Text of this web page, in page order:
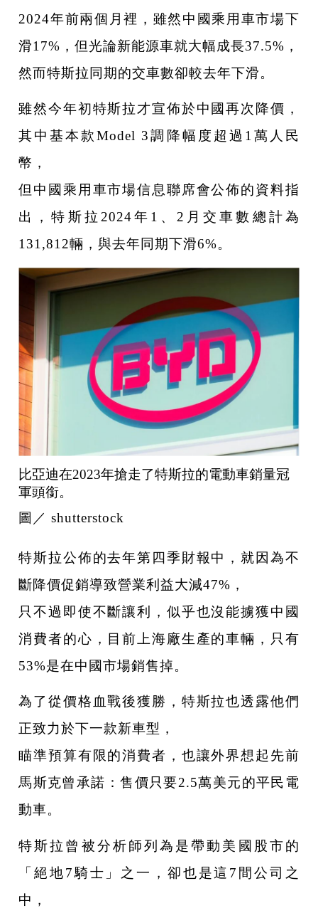
2024年前兩個月裡，雖然中國乘用車市場下
滑17%，但光論新能源車就大幅成長37.5%，
然而特斯拉同期的交車數卻較去年下滑。
雖然今年初特斯拉才宣佈於中國再次降價，
其中基本款Model 3調降幅度超過1萬人民
幣，
但中國乘用車市場信息聯席會公佈的資料指
出，特斯拉2024年1、2月交車數總計為
131,812輛，與去年同期下滑6%。
比亞迪在2023年搶走了特斯拉的電動車銷量冠
軍頭銜。
圖／ shutterstock
特斯拉公佈的去年第四季財報中，就因為不
斷降價促銷導致營業利益大減47%，
只不過即使不斷讓利，似乎也沒能擄獲中國
消費者的心，目前上海廠生產的車輛，只有
53%是在中國市場銷售掉。
為了從價格血戰後獲勝，特斯拉也透露他們
正致力於下一款新車型，
瞄準預算有限的消費者，也讓外界想起先前
馬斯克曾承諾：售價只要2.5萬美元的平民電
動車。
特斯拉曾被分析師列為是帶動美國股市的
「絕地7騎士」之一，卻也是這7間公司之
中，